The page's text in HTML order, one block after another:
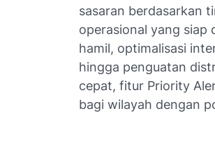
sasaran berdasarkan
operasional yang siap
hamil, optimalisasi
hingga penguatan
cepat, fitur Priority
bagi wilayah dengan